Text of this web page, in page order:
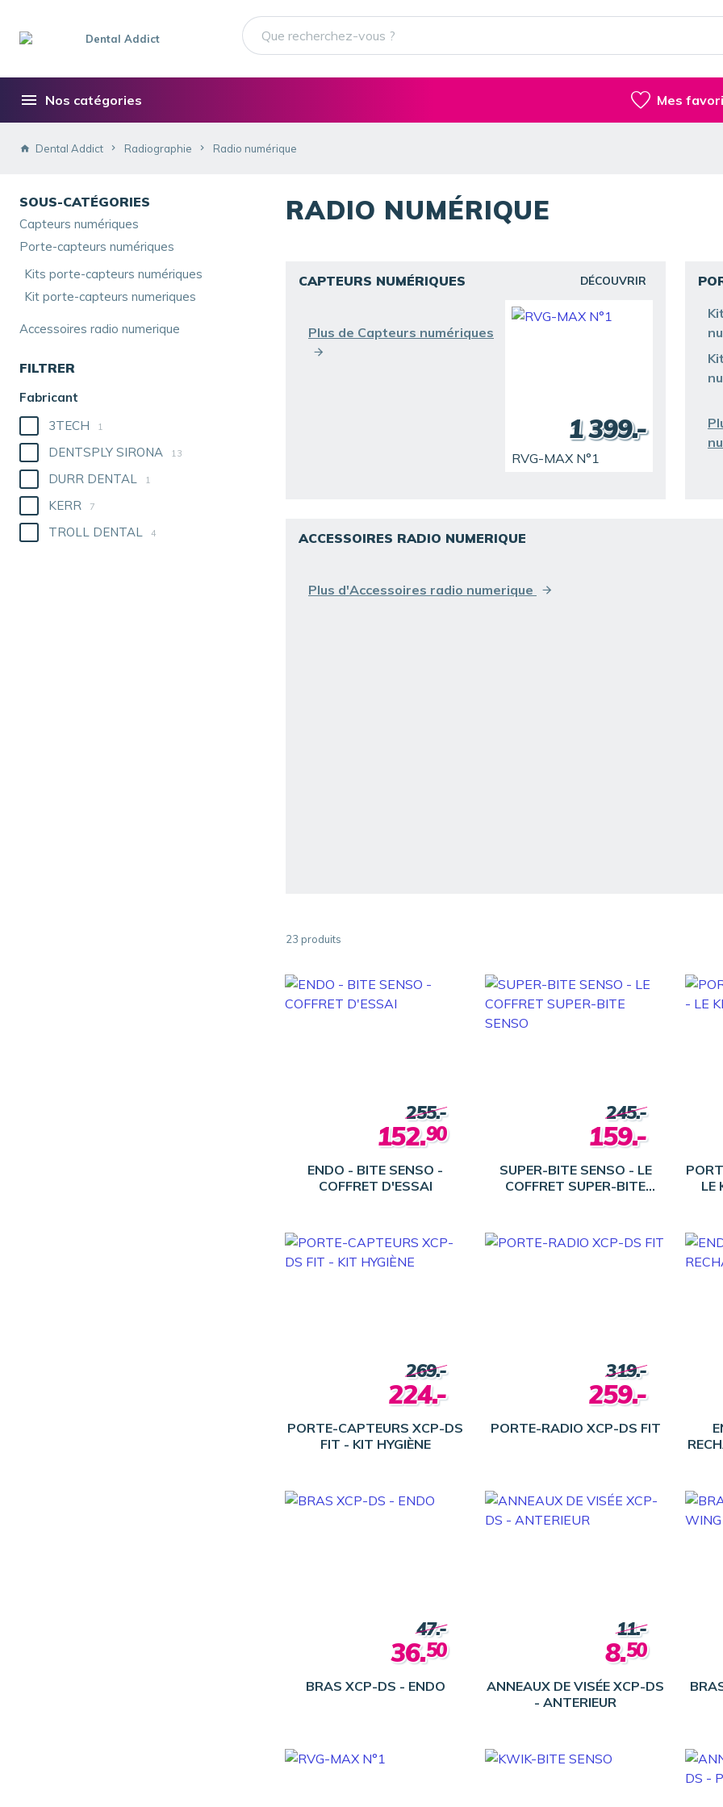
Nos catégories Mes
Dental Addict Radiographie Radio numérique
SOUS-CATÉGORIES
Capteurs numériques
Porte-capteurs numériques
Kits porte-capteurs numériques
Kit porte-capteurs numeriques
Accessoires radio numerique
FILTRER
Fabricant
3TECH
1
DENTSPLY SIRONA 13
DURR DENTAL 1
KERR 7
TROLL DENTAL 4
RADIO NUMÉRIQUE
CAPTEURS NUMÉRIQUES DÉCOUVRIR
Plus de Capteurs numériques
RVG-MAX N°1
1 399.-
ACCESSOIRES RADIO NUMERIQUE
Plus d'Accessoires radio numerique
23 produits
ENDO - BITE SENSO -
COFFRET D'ESSAI
255.-
152.90
SUPER-BITE SENSO - LE
COFFRET SUPER-BITE
245.-
159.-
LE
PORTE-CAPTEURS XCP-DS
FIT - KIT HYGIÈNE
269.-
224.-
PORTE-RADIO XCP-DS FIT
319.-
259.-
BRAS XCP-DS - ENDO
47.-
36.50
ANNEAUX DE VISÉE XCP-DS
- ANTERIEUR
11.-
8.50